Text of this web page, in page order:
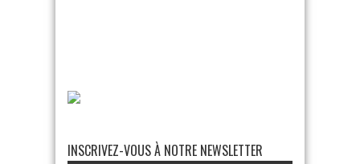
INSCRIVEZ-VOUS À NOTRE NEWSLETTER